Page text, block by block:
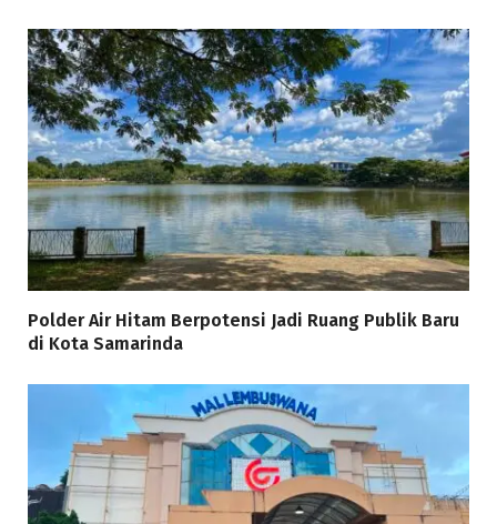
Polder Air Hitam Berpotensi Jadi Ruang Publik Baru
di Kota Samarinda